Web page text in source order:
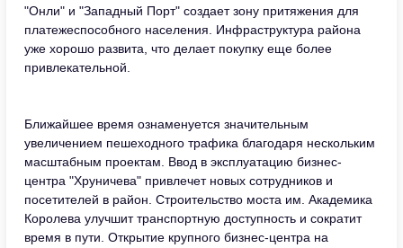
"Онли" и "Западный Порт" создает зону притяжения для
платежеспособного населения. Инфраструктура района
уже хорошо развита, что делает покупку еще более
привлекательной.
Ближайшее время ознаменуется значительным
увеличением пешеходного трафика благодаря нескольким
масштабным проектам. Ввод в эксплуатацию бизнес-
центра "Хруничева" привлечет новых сотрудников и
посетителей в район. Строительство моста им. Академика
Королева улучшит транспортную доступность и сократит
время в пути. Открытие крупного бизнес-центра на